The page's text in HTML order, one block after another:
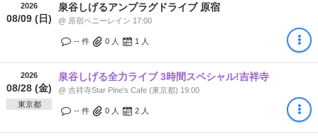
2026
08/09 (日)
泉谷しげるアンプラグドライブ 原宿
@ 原宿ペニーレイン 17:00
-- 件 0 人 1 人
2026
08/28 (金)
東京都
泉谷しげる全力ライブ 3時間スペシャル!吉祥寺
@ 吉祥寺Star Pine's Cafe (東京都) 19:00
-- 件 0 人 2 人